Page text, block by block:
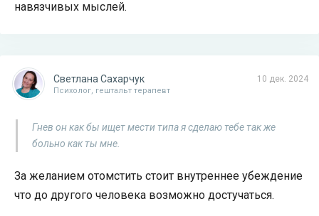
навязчивых мыслей.
10 дек. 2024
Светлана Сахарчук
Психолог, гештальт терапевт
Гнев он как бы ищет мести типа я сделаю тебе так же
больно как ты мне.
За желанием отомстить стоит внутреннее убеждение
что до другого человека возможно достучаться.